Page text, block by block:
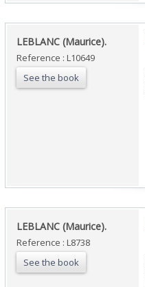
‎LEBLANC (Maurice).‎
Reference : L10649
See the book
‎LEBLANC (Maurice).‎
Reference : L8738
See the book